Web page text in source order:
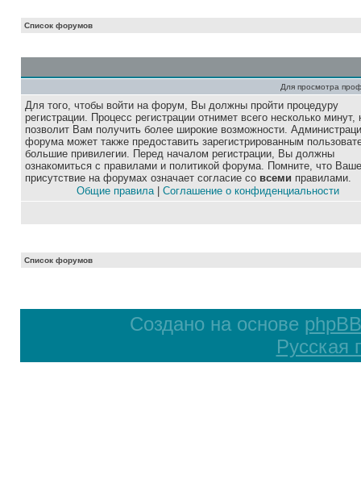
Список форумов
Для просмотра
Для того, чтобы войти на форум, Вы должны пройти процедуру
регистрации. Процесс регистрации отнимет всего несколько минут,
позволит Вам получить более широкие возможности.
форума может также предоставить зарегистрированным
большие привилегии. Перед началом регистрации, Вы должны
ознакомиться с правилами и политикой форума. Помните, что Ваше
присутствие на форумах означает согласие со всеми правилами.
Общие правила| Соглашение о конфиденциальности
Список форумов
Создано на основе phpBB
Русская